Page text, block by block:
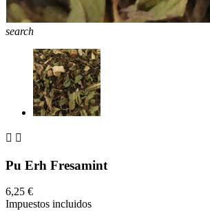
search
 
Pu Erh Fresamint
6,25 €
Impuestos incluidos